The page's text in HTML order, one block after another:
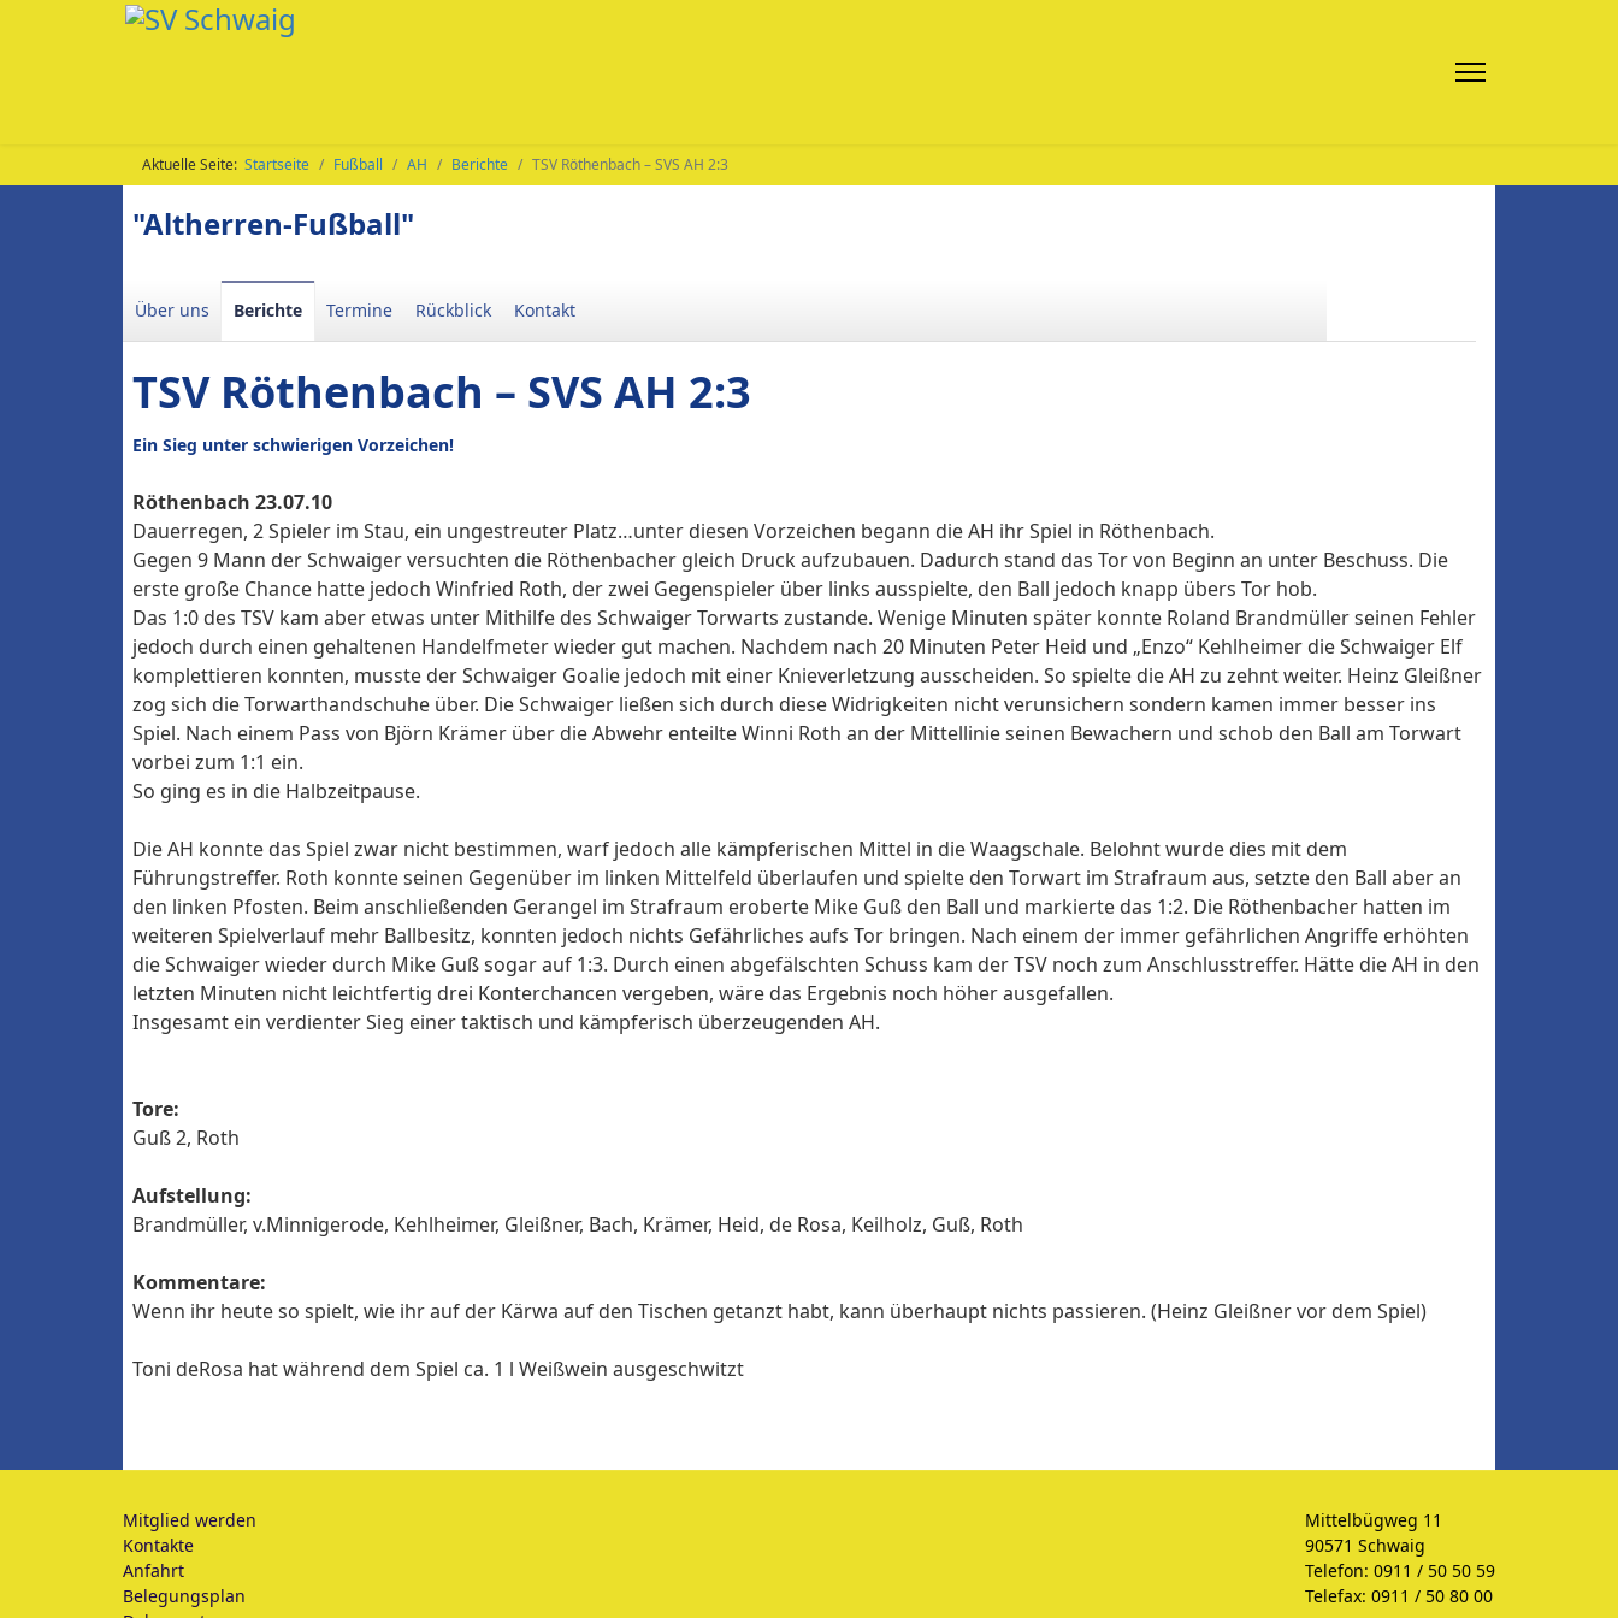
Aktuelle Seite: Startseite Fußball AH Berichte TSV Röthenbach – SVS AH 2:3
"Altherren-Fußball"
Über uns Berichte Termine Rückblick Kontakt
TSV Röthenbach – SVS AH 2:3
Ein Sieg unter schwierigen Vorzeichen!
Röthenbach 23.07.10
Dauerregen, 2 Spieler im Stau, ein ungestreuter Platz…unter diesen Vorzeichen begann die AH ihr Spiel in Röthenbach.
Gegen 9 Mann der Schwaiger versuchten die Röthenbacher gleich Druck aufzubauen. Dadurch stand das Tor von Beginn an unter Beschuss. Die
erste große Chance hatte jedoch Winfried Roth, der zwei Gegenspieler über links ausspielte, den Ball jedoch knapp übers Tor hob.
Das 1:0 des TSV kam aber etwas unter Mithilfe des Schwaiger Torwarts zustande. Wenige Minuten später konnte Roland Brandmüller seinen Fehler
jedoch durch einen gehaltenen Handelfmeter wieder gut machen. Nachdem nach 20 Minuten Peter Heid und „Enzo“ Kehlheimer die Schwaiger Elf
komplettieren konnten, musste der Schwaiger Goalie jedoch mit einer Knieverletzung ausscheiden. So spielte die AH zu zehnt weiter. Heinz Gleißner
zog sich die Torwarthandschuhe über. Die Schwaiger ließen sich durch diese Widrigkeiten nicht verunsichern sondern kamen immer besser ins
Spiel. Nach einem Pass von Björn Krämer über die Abwehr enteilte Winni Roth an der Mittellinie seinen Bewachern und schob den Ball am Torwart
vorbei zum 1:1 ein.
So ging es in die Halbzeitpause.
Die AH konnte das Spiel zwar nicht bestimmen, warf jedoch alle kämpferischen Mittel in die Waagschale. Belohnt wurde dies mit dem
Führungstreffer. Roth konnte seinen Gegenüber im linken Mittelfeld überlaufen und spielte den Torwart im Strafraum aus, setzte den Ball aber an
den linken Pfosten. Beim anschließenden Gerangel im Strafraum eroberte Mike Guß den Ball und markierte das 1:2. Die Röthenbacher hatten im
weiteren Spielverlauf mehr Ballbesitz, konnten jedoch nichts Gefährliches aufs Tor bringen. Nach einem der immer gefährlichen Angriffe erhöhten
die Schwaiger wieder durch Mike Guß sogar auf 1:3. Durch einen abgefälschten Schuss kam der TSV noch zum Anschlusstreffer. Hätte die AH in den
letzten Minuten nicht leichtfertig drei Konterchancen vergeben, wäre das Ergebnis noch höher ausgefallen.
Insgesamt ein verdienter Sieg einer taktisch und kämpferisch überzeugenden AH.
Tore:
Guß 2, Roth
Aufstellung:
Brandmüller, v.Minnigerode, Kehlheimer, Gleißner, Bach, Krämer, Heid, de Rosa, Keilholz, Guß, Roth
Kommentare:
Wenn ihr heute so spielt, wie ihr auf der Kärwa auf den Tischen getanzt habt, kann überhaupt nichts passieren. (Heinz Gleißner vor dem Spiel)
Toni deRosa hat während dem Spiel ca. 1 l Weißwein ausgeschwitzt
Mitglied werden
Kontakte
Anfahrt
Belegungsplan
Mittelbügweg 11
90571 Schwaig
Telefon: 0911 / 50 50 59
Telefax: 0911 / 50 80 00